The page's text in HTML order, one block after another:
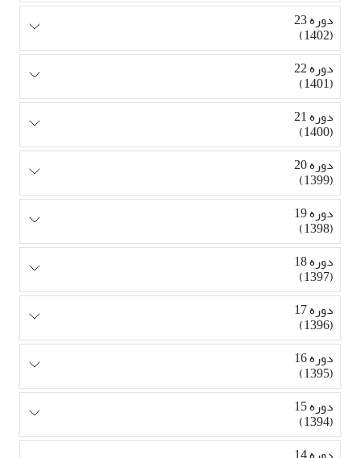
دوره 23
(1402)
دوره 22
(1401)
دوره 21
(1400)
دوره 20
(1399)
دوره 19
(1398)
دوره 18
(1397)
دوره 17
(1396)
دوره 16
(1395)
دوره 15
(1394)